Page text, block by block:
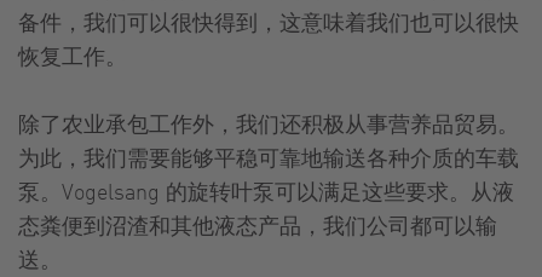
备件，我们可以很快得到，这意味着我们也可以很快
恢复工作。
除了农业承包工作外，我们还积极从事营养品贸易。
为此，我们需要能够平稳可靠地输送各种介质的车载
泵。Vogelsang 的旋转叶泵可以满足这些要求。从液
态粪便到沼渣和其他液态产品，我们公司都可以输
送。